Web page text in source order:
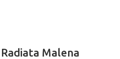
Malena